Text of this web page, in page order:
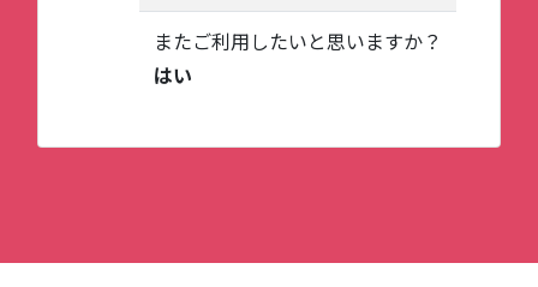
またご利用したいと思いますか？
はい